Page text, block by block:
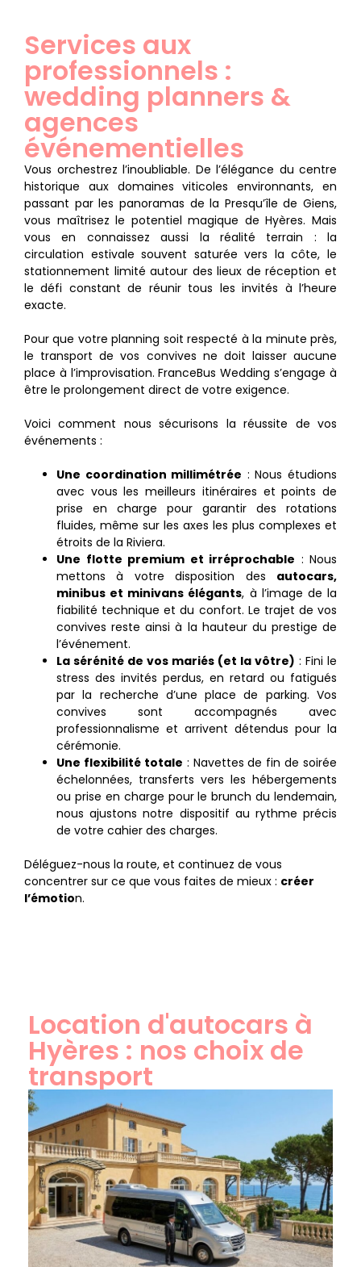
Services aux
professionnels :
wedding planners &
agences
événementielles
Vous orchestrez l’inoubliable. De l’élégance du centre
historique aux domaines viticoles environnants, en
passant par les panoramas de la Presqu’île de Giens,
vous maîtrisez le potentiel magique de Hyères. Mais
vous en connaissez aussi la réalité terrain : la
circulation estivale souvent saturée vers la côte, le
stationnement limité autour des lieux de réception et
le défi constant de réunir tous les invités à l’heure
exacte.
Pour que votre planning soit respecté à la minute près,
le transport de vos convives ne doit laisser aucune
place à l’improvisation. FranceBus Wedding s’engage à
être le prolongement direct de votre exigence.
Voici comment nous sécurisons la réussite de vos
événements :
Une coordination millimétrée : Nous étudions
avec vous les meilleurs itinéraires et points de
prise en charge pour garantir des rotations
fluides, même sur les axes les plus complexes et
étroits de la Riviera.
Une flotte premium et irréprochable : Nous
mettons à votre disposition des autocars,
minibus et minivans élégants, à l’image de la
fiabilité technique et du confort. Le trajet de vos
convives reste ainsi à la hauteur du prestige de
l’événement.
La sérénité de vos mariés (et la vôtre) : Fini le
stress des invités perdus, en retard ou fatigués
par la recherche d’une place de parking. Vos
convives sont accompagnés avec
professionnalisme et arrivent détendus pour la
cérémonie.
Une flexibilité totale : Navettes de fin de soirée
échelonnées, transferts vers les hébergements
ou prise en charge pour le brunch du lendemain,
nous ajustons notre dispositif au rythme précis
de votre cahier des charges.
Déléguez-nous la route, et continuez de vous
concentrer sur ce que vous faites de mieux : créer
l’émotion.
Location d'autocars à
Hyères : nos choix de
transport